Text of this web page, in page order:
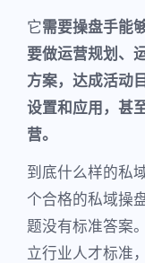
它需要操盘手能
要做运营规划、
方案，达成活动
设置和应用，甚
营。
到底什么样的私
个合格的私域操
题没有标准答案
立行业人才标准